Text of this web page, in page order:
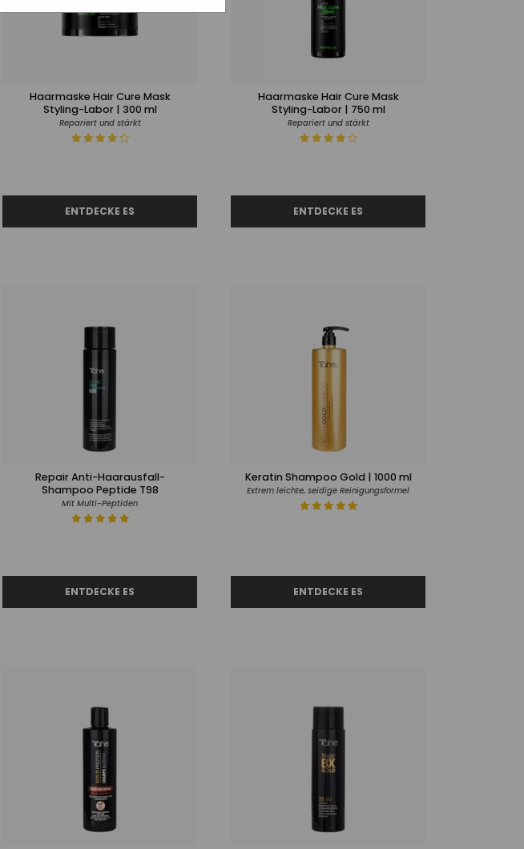
Haarmaske Hair Cure Mask
Styling-Labor | 300 ml
Repariert und stärkt
Haarmaske Hair Cure Mask
Styling-Labor | 750 ml
Repariert und stärkt
Repair Anti-Haarausfall-
Shampoo Peptide T98
Mit Multi-Peptiden
Keratin Shampoo Gold | 1000 ml
Extrem leichte, seidige Reinigungsformel